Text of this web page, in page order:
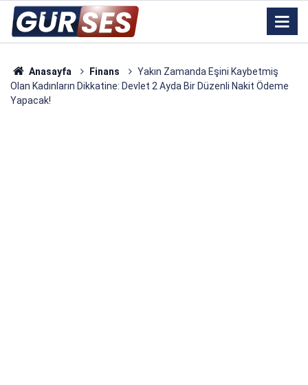
Anasayfa Finans
Yakın Zamanda Eşini Kaybetmiş
Olan Kadınların Dikkatine: Devlet 2 Ayda Bir Düzenli Nakit Ödeme
Yapacak!